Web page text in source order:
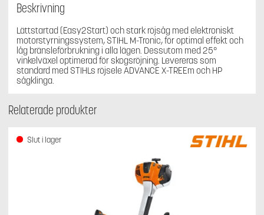
Beskrivning
Lättstartad (Easy2Start) och stark röjsåg med elektroniskt
motorstyrningssystem, STIHL M-Tronic, för optimal effekt och
låg bränsleförbrukning i alla lägen. Dessutom med 25°
vinkelväxel optimerad för skogsröjning. Levereras som
standard med STIHLs röjsele ADVANCE X-TREEm och HP
sågklinga.
Relaterade produkter
Slut i lager